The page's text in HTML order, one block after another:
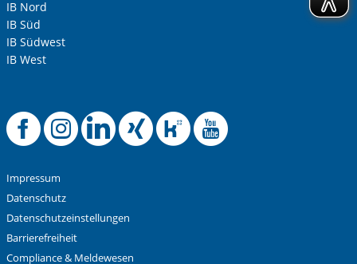
IB Nord
IB Süd
IB Südwest
IB West
Offizielle
Offizielle
Offizielle
Offizielle
Offizielle
Impressum
Datenschutz
Datenschutzeinstellungen
Barrierefreiheit
Compliance & Meldewesen